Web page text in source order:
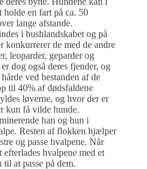
holde en fart på ca. 50
lange afstande.
i bushlandskabet og på
konkurrerer de med de andre
leoparder, geparder og
dog også deres fjender, og
ved bestanden af de
til 40% af dødsfaldene
løverne, og hvor der er
kun få vilde hunde.
han og hun i
Resten af flokken hjælper
og passe hvalpene. Når
hvalpene med et
at passe på dem.